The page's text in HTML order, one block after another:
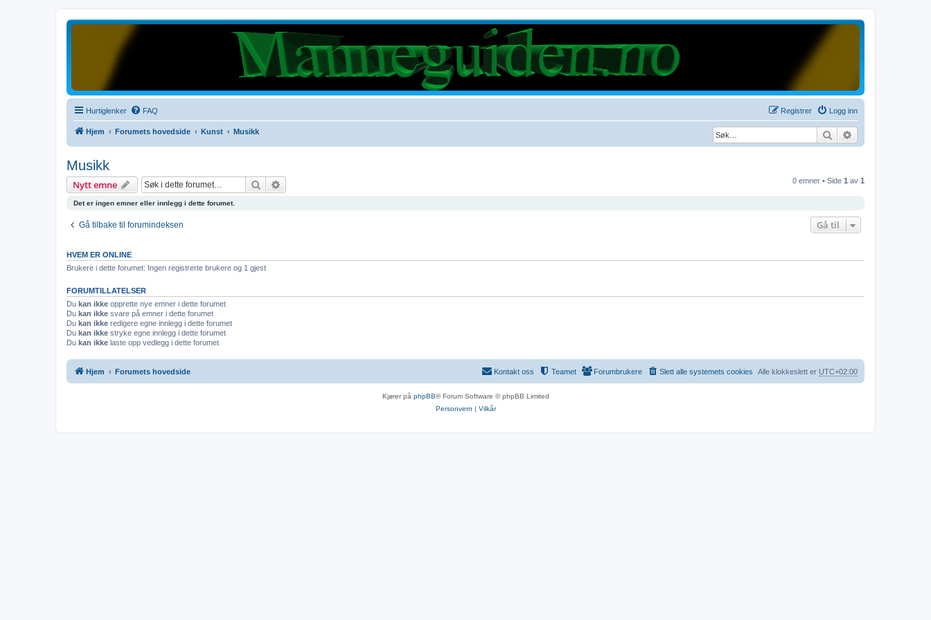
Hurtiglenker FAQ Logg inn
Registrer
Hjem Forumets hovedside Kunst Musikk Søk
Musikk
Nytt emne Søk 0 emner • Side 1 av 1
Det er ingen emner eller innlegg i dette forumet.
Gå tilbake til forumindeksen Gå til
HVEM ER ONLINE
Brukere i dette forumet: Ingen registrerte brukere og 1 gjest
FORUMTILLATELSER
Du kan ikke opprette nye emner i dette forumet
Du kan ikke svare på emner i dette forumet
Du kan ikke redigere egne innlegg i dette forumet
Du kan ikke stryke egne innlegg i dette forumet
Du kan ikke laste opp vedlegg i dette forumet
Hjem Forumets hovedside Alle klokkeslett er UTC+02:00
Slett alle systemets cookies
Forumbrukere
Teamet
Kontakt oss
Kjører på phpBB® Forum Software © phpBB Limited
Personvern | Vilkår